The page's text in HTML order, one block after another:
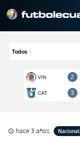
schedule hace 3 años Nacional